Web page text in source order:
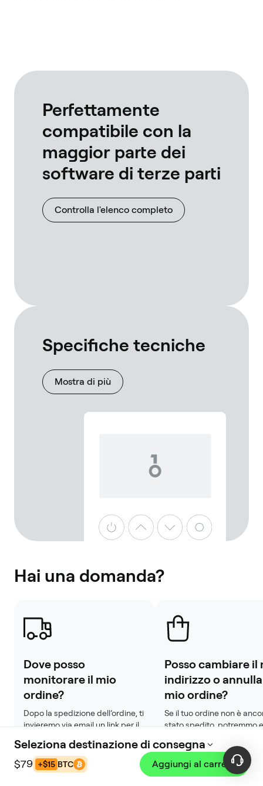
Seleziona destinazione di consegna
$79 +$15 BTC Aggiungi al carrello
Perfettamente
compatibile con la
maggior parte dei
software di terze parti
Controlla l'elenco completo
Specifiche tecniche
Mostra di più
Hai una domanda?
Dove posso
monitorare il mio
ordine?
Dopo la spedizione dell’ordine, ti
invieremo via email un link per il
anche nella pagina del tuo
ordine. Gli aggiornamenti della
spedizione potrebbero
Posso cambiare il
indirizzo o
mio ordine?
Se il tuo ordine non è
stato spedito, potremmo
l’assistenza il prima
fornendo il numero
solito non è possibile